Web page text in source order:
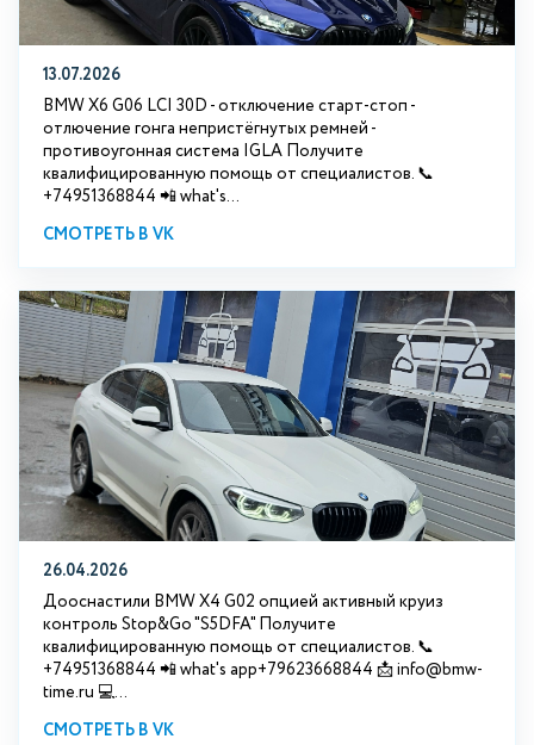
13.07.2026
BMW X6 G06 LCI 30D - отключение старт-стоп -
отлючение гонга непристёгнутых ремней -
противоугонная система IGLA Получите
квалифицированную помощь от специалистов. 📞
+74951368844 📲 what's...
СМОТРЕТЬ В VK
26.04.2026
Дооснастили BMW X4 G02 опцией активный круиз
контроль Stop&Go "S5DFA" Получите
квалифицированную помощь от специалистов. 📞
+74951368844 📲 what's app+79623668844 📩 info@bmw-
time.ru 💻...
СМОТРЕТЬ В VK